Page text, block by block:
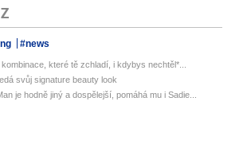
#news
které tě zchladí, i kdybys nechtěl*...
svůj signature beauty look
je hodně jiný a dospělejší, pomáhá mu i Sadie...